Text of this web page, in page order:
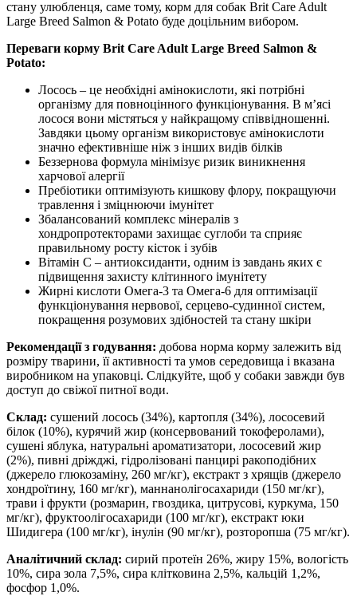
стану улюбленця, саме тому, корм для собак Brit Care Adult
Large Breed Salmon & Potato буде доцільним вибором.
Переваги корму Brit Care Adult Large Breed Salmon &
Potato:
Лосось – це необхідні амінокислоти, які потрібні
організму для повноцінного функціонування. В м’ясі
лосося вони містяться у найкращому співвідношенні.
Завдяки цьому організм використовує амінокислоти
значно ефективніше ніж з інших видів білків
Беззернова формула мінімізує ризик виникнення
харчової алергії
Пребіотики оптимізують кишкову флору, покращуючи
травлення і зміцнюючи імунітет
Збалансований комплекс мінералів з
хондропротекторами захищає суглоби та сприяє
правильному росту кісток і зубів
Вітамін С – антиоксиданти, одним із завдань яких є
підвищення захисту клітинного імунітету
Жирні кислоти Омега-3 та Омега-6 для оптимізації
функціонування нервової, серцево-судинної систем,
покращення розумових здібностей та стану шкіри
Рекомендації з годування: добова норма корму залежить від
розміру тварини, її активності та умов середовища і вказана
виробником на упаковці. Слідкуйте, щоб у собаки завжди був
доступ до свіжої питної води.
Склад: сушений лосось (34%), картопля (34%), лососевий
білок (10%), курячий жир (консервований токоферолами),
сушені яблука, натуральні ароматизатори, лососевий жир
(2%), пивні дріжджі, гідролізовані панцирі ракоподібних
(джерело глюкозаміну, 260 мг/кг), екстракт з хрящів (джерело
хондроїтину, 160 мг/кг), маннанолігосахариди (150 мг/кг),
трави і фрукти (розмарин, гвоздика, цитрусові, куркума, 150
мг/кг), фруктоолігосахариди (100 мг/кг), екстракт юки
Шидигера (100 мг/кг), інулін (90 мг/кг), розторопша (75 мг/кг).
Аналітичний склад: сирий протеїн 26%, жиру 15%, вологість
10%, сира зола 7,5%, сира клітковина 2,5%, кальцій 1,2%,
фосфор 1,0%.